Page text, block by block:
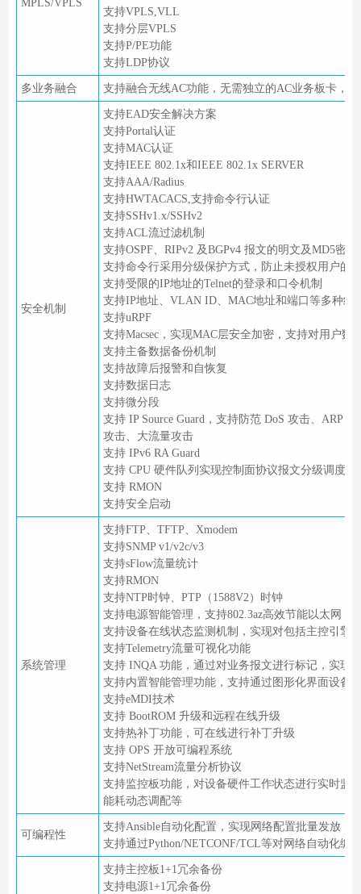
MPLS/VPLS
支持VPLS,VLL
支持分层VPLS
支持P/PE功能
支持LDP协议
多业务融合 支持融合无线AC功能，无需独立的AC业务板卡，
安全机制
支持EAD安全解决方案
支持Portal认证
支持MAC认证
支持IEEE 802.1x和IEEE 802.1x SERVER
支持AAA/Radius
支持HWTACACS,支持命令行认证
支持SSHv1.x/SSHv2
支持ACL流过滤机制
支持OSPF、RIPv2 及BGPv4 报文的明文及MD5密文
支持命令行采用分级保护方式，防止未授权用户的
支持受限的IP地址的Telnet的登录和口令机制
支持IP地址、VLAN ID、MAC地址和端口等多种组
支持uRPF
支持Macsec，实现MAC层安全加密，支持对用户
支持主备数据备份机制
支持故障后报警和自恢复
支持数据日志
支持微分段
支持 IP Source Guard，支持防范 DoS 攻击、ARP
攻击、大流量攻击
支持 IPv6 RA Guard
支持 CPU 硬件队列实现控制面协议报文分级调度和
支持 RMON
支持安全启动
系统管理
支持FTP、TFTP、Xmodem
支持SNMP v1/v2c/v3
支持sFlow流量统计
支持RMON
支持NTP时钟、PTP（1588V2）时钟
支持电源智能管理，支持802.3az高效节能以太网
支持设备在线状态监测机制，实现对包括主控引擎
支持Telemetry流量可视化功能
支持 INQA 功能，通过对业务报文进行标记，实现
支持内置智能管理功能，支持通过图形化界面设备
支持eMDI技术
支持 BootROM 升级和远程在线升级
支持热补丁功能，可在线进行补丁升级
支持 OPS 开放可编程系统
支持NetStream流量分析协议
支持监控板功能，对设备硬件工作状态进行实时监
能耗动态调配等
可编程性
支持Ansible自动化配置，实现网络配置批量发放
支持通过Python/NETCONF/TCL等对网络自动化编
支持主控板1+1冗余备份
支持电源1+1冗余备份